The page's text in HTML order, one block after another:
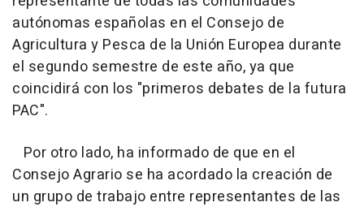
autónomas españolas en el Consejo de
Agricultura y Pesca de la Unión Europea durante
el segundo semestre de este año, ya que
coincidirá con los "primeros debates de la futura
PAC".
Por otro lado, ha informado de que en el
Consejo Agrario se ha acordado la creación de
un grupo de trabajo entre representantes de las